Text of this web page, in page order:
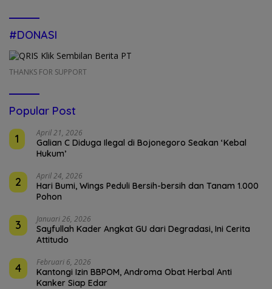
#DONASI
THANKS FOR SUPPORT
Popular Post
1
April 21, 2026
Galian C Diduga Ilegal di Bojonegoro Seakan ‘Kebal
Hukum’
2 April 24, 2026
Hari Bumi, Wings Peduli Bersih-bersih dan Tanam 1.000
Pohon
3 Januari 26, 2026
Sayfullah Kader Angkat GU dari Degradasi, Ini Cerita
Attitudo
4 Februari 6, 2026
Kantongi Izin BBPOM, Androma Obat Herbal Anti
Kanker Siap Edar